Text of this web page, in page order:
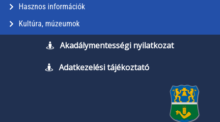
Hasznos információk
Kultúra, múzeumok
Akadálymentességi nyilatkozat
Adatkezelési tájékoztató